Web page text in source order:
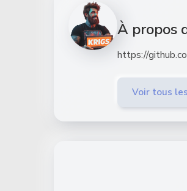
À propos
https://
Voir tous